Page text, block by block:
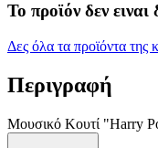
Το προϊόν δεν ειναι
Δες όλα τα προϊόντα της
Περιγραφή
Μουσικό Κουτί "Harry